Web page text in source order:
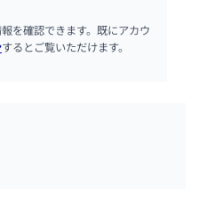
を確認できます。既にアカウ
するとご覧いただけます。